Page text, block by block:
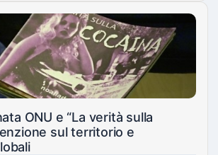
ONU e “La verità sulla
sul territorio e